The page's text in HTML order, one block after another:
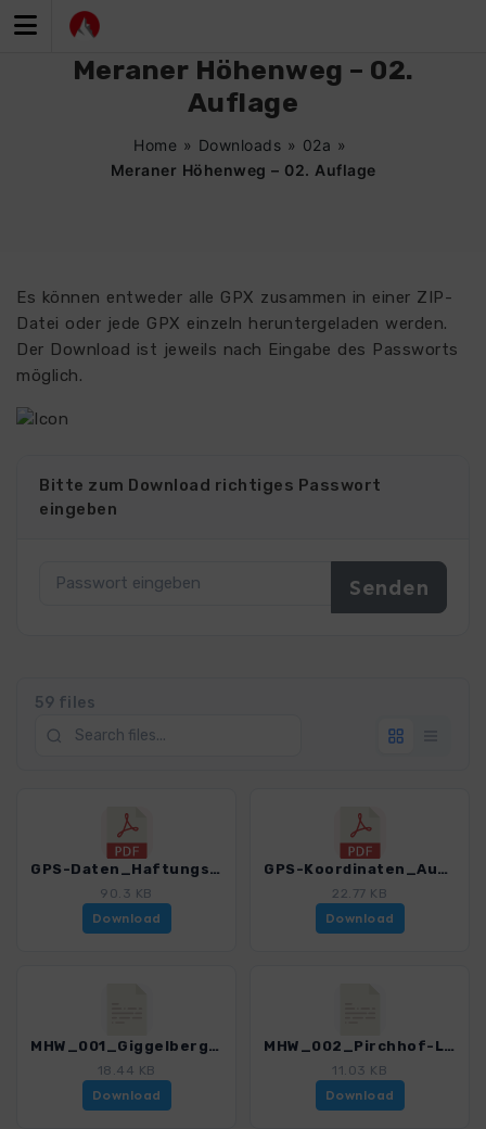
Inhalt
Meraner Höhenweg – 02.
Auflage
Home » Downloads » 02a »
Meraner Höhenweg – 02. Auflage
Es können entweder alle GPX zusammen in einer ZIP-
Datei oder jede GPX einzeln heruntergeladen werden.
Der Download ist jeweils nach Eingabe des Passworts
möglich.
Bitte zum Download richtiges Passwort
eingeben
59 files
GPS-Daten_Haftungsausschluss-Nutzungsbedingungen_WF_Meraner Hoehenweg.pdf
90.3 KB
Download
GPS-Koordinaten_Ausgangspunkte_WF_Meraner Hoehenweg.pdf
22.77 KB
Download
MHW_001_Giggelberg-Pirchhof.gpx
18.44 KB
Download
MHW_002_Pirchhof-Linthof.gpx
11.03 KB
Download